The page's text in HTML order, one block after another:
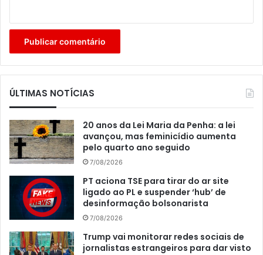
ÚLTIMAS NOTÍCIAS
20 anos da Lei Maria da Penha: a lei
avançou, mas feminicídio aumenta
pelo quarto ano seguido
7/08/2026
PT aciona TSE para tirar do ar site
ligado ao PL e suspender ‘hub’ de
desinformação bolsonarista
7/08/2026
Trump vai monitorar redes sociais de
jornalistas estrangeiros para dar visto